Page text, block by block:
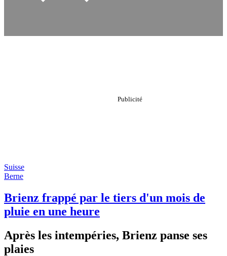
Suisse
Berne
Brienz frappé par le tiers d'un mois de
pluie en une heure
Après les intempéries, Brienz panse ses
plaies